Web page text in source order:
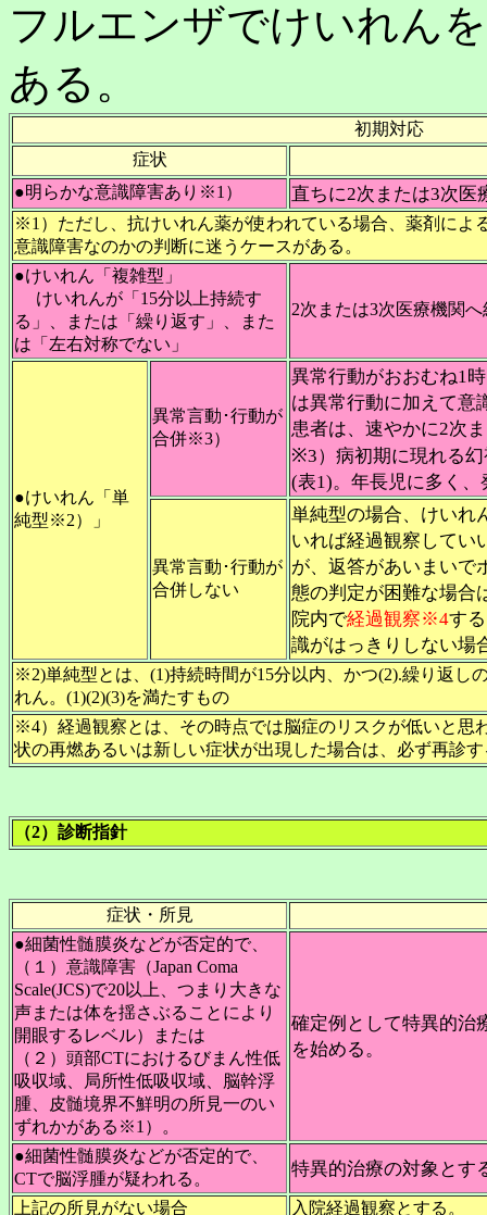
フルエンザでけいれん
ある。
初期対応
症状
●明らかな意識障害あり※1）
直ちに2次または3次医
※1）ただし、抗けいれん薬が使われている場合、薬剤によ
意識障害なのかの判断に迷うケースがある。
●けいれん「複雑型」
けいれんが「15分以上持続す
る」、または「繰り返す」、また
は「左右対称でない」
2次または3次医療機関
●けいれん「単
純型※2）」
異常言動･行動が
合併※3）
異常行動がおおむね1
は異常行動に加えて意
患者は、速やかに2次
※3）病初期に現れる
(表1)。年長児に多く
異常言動･行動が
合併しない
単純型の場合、けいれ
いれば経過観察してい
が、返答があいまいで
態の判定が困難な場合
院内で経過観察※4す
識がはっきりしない場
※2)単純型とは、(1)持続時間が15分以内、かつ(2).繰り返し
れん。(1)(2)(3)を満たすもの
※4）経過観察とは、その時点では脳症のリスクが低いと思
状の再燃あるいは新しい症状が出現した場合は、必ず再診
（2）診断指針
症状・所見
●細菌性髄膜炎などが否定的で、
（１）意識障害（Japan Coma
Scale(JCS)で20以上、つまり大きな
声または体を揺さぶることにより
開眼するレベル）または
（２）頭部CTにおけるびまん性低
吸収域、局所性低吸収域、脳幹浮
腫、皮髄境界不鮮明の所見一のい
ずれかがある※1）。
確定例として特異的治
を始める。
●細菌性髄膜炎などが否定的で、
CTで脳浮腫が疑われる。
特異的治療の対象とす
上記の所見がない場合 入院経過観察とする。